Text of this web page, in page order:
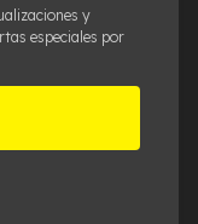
y
especiales por